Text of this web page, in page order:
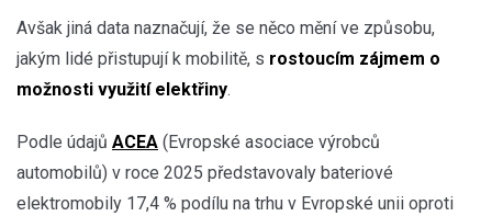
Avšak jiná data naznačují, že se něco mění ve způsobu,
jakým lidé přistupují k mobilitě, s rostoucím zájmem o
možnosti využití elektřiny.
Podle údajů ACEA (Evropské asociace výrobců
automobilů) v roce 2025 představovaly bateriové
elektromobily 17,4 % podílu na trhu v Evropské unii oproti